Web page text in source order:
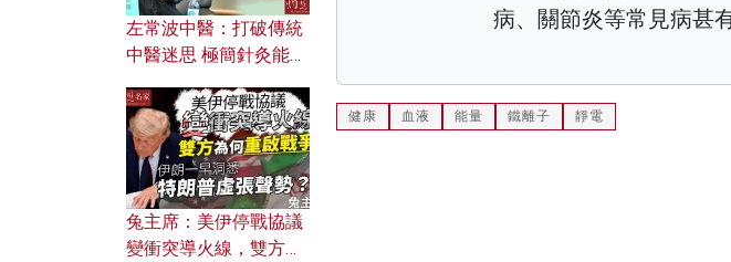
病、關節炎等常見病甚
健康 血液 能量 鐵離子 靜電
左常波中醫：打破傳統
中醫迷思 極簡針灸能治
何急救？
兔主席：美伊停戰協議
變衝突導火線，雙方為